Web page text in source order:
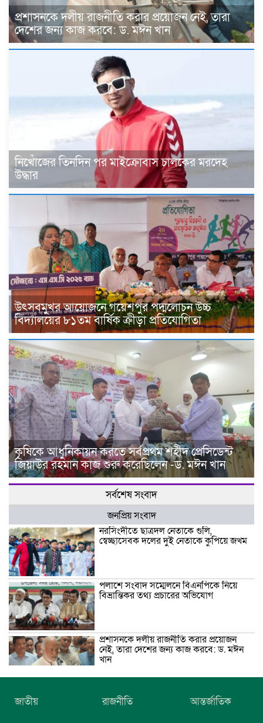
প্রশাসনকে দলীয় রাজনীতি করার প্রয়োজন নেই, তারা
দেশের জন্য কাজ করবে: ড. মঈন খান
নিখোঁজের তিনদিন পর মাইক্রোবাস চালকের মরদেহ
উদ্ধার
উৎসবমুখর আয়োজনে গয়েশপুর পদ্মলোচন উচ্চ
বিদ্যালয়ের ৮১তম বার্ষিক ক্রীড়া প্রতিযোগিতা
কৃষিকে আধুনিকায়ন করতে সর্বপ্রথম শহীদ প্রেসিডেন্ট
জিয়াউর রহমান কাজ শুরু করেছিলেন -ড. মঈন খান
সর্বশেষ সংবাদ
জনপ্রিয় সংবাদ
নরসিংদীতে ছাত্রদল নেতাকে গুলি,
স্বেচ্ছাসেবক দলের দুই নেতাকে কুপিয়ে জখম
পলাশে সংবাদ সম্মেলনে বিএনপিকে নিয়ে
বিভ্রান্তিকর তথ্য প্রচারের অভিযোগ
প্রশাসনকে দলীয় রাজনীতি করার প্রয়োজন
নেই, তারা দেশের জন্য কাজ করবে: ড. মঈন
খান
নিখোঁজের তিনদিন পর মাইক্রোবাস চালকের
মরদেহ উদ্ধার
জাতীয় রাজনীতি আন্তর্জাতিক